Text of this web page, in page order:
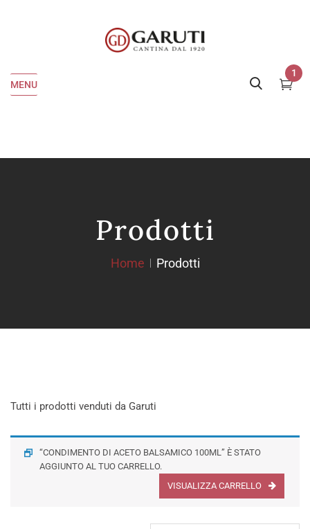
MENU
1
Prodotti
Home Prodotti
Tutti i prodotti venduti da Garuti
“CONDIMENTO DI ACETO BALSAMICO 100ML” È STATO
AGGIUNTO AL TUO CARRELLO.
VISUALIZZA CARRELLO